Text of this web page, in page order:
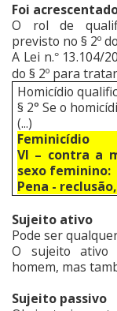
Foi
O rol de
previsto no § 2º
A Lei n.°13.104/
do § 2º para
Homicídio
§ 2° Se o
(...)
Feminicídio
VI – contra a
sexo feminino:
Pena -
Sujeito ativo
Pode ser
O sujeito ativo
homem, mas
Sujeito passivo